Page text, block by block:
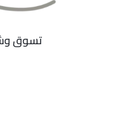
تسوق